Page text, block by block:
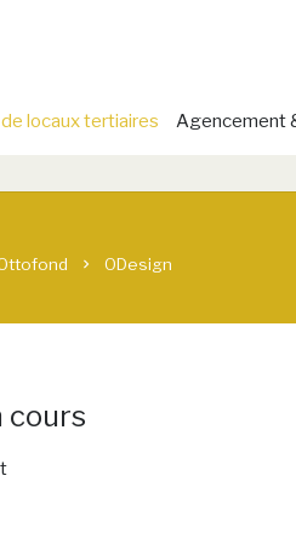
locaux tertiaires Agencement
chevron_right ODesign
cours